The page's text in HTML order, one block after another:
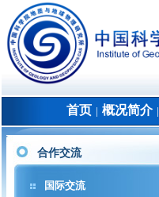
首页 概况简介│
合作交流
国际交流